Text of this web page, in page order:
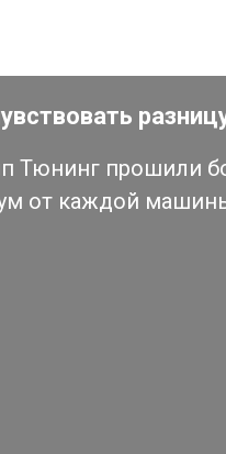
Тюнинг прошили
от каждой